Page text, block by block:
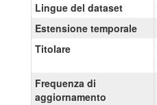
Lingue del dataset
Estensione temporale
Titolare
Frequenza di
aggiornamento